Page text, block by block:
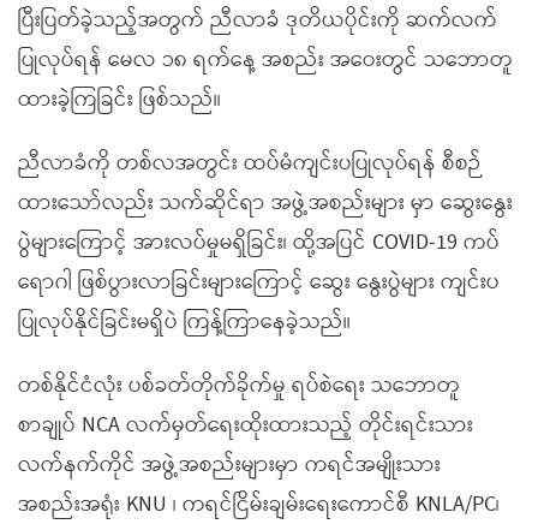
ပြီးပြတ်ခဲ့သည့်အတွက် ညီလာခံ ဒုတိယပိုင်းကို ဆက်လက်
ပြုလုပ်ရန် မေလ ၁၈ ရက်နေ့ အစည်း အဝေးတွင် သဘောတူ
ထားခဲ့ကြခြင်း ဖြစ်သည်။
ညီလာခံကို တစ်လအတွင်း ထပ်မံကျင်းပပြုလုပ်ရန် စီစဉ်
ထားသော်လည်း သက်ဆိုင်ရာ အဖွဲ့အစည်းများ မှာ ဆွေးနွေး
ပွဲများကြောင့် အားလပ်မှုမရှိခြင်း၊ ထို့အပြင် COVID-19 ကပ်
ရောဂါ ဖြစ်ပွားလာခြင်းများကြောင့် ဆွေး နွေးပွဲများ ကျင်းပ
ပြုလုပ်နိုင်ခြင်းမရှိပဲ ကြန့်ကြာနေခဲ့သည်။
တစ်နိုင်ငံလုံး ပစ်ခတ်တိုက်ခိုက်မှု ရပ်စဲရေး သဘောတူ
စာချုပ် NCA လက်မှတ်ရေးထိုးထားသည့် တိုင်းရင်းသား
လက်နက်ကိုင် အဖွဲ့အစည်းများမှာ ကရင်အမျိုးသား
အစည်းအရုံး KNU ၊ ကရင်ငြိမ်းချမ်းရေးကောင်စီ KNLA/PC၊